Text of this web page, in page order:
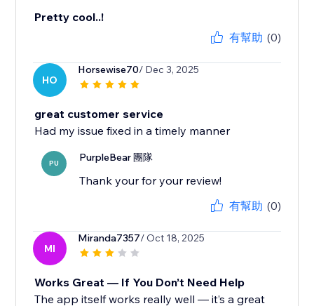
Pretty cool..!
有幫助 (0)
HO
Horsewise70/ Dec 3, 2025
great customer service
Had my issue fixed in a timely manner
PU PurpleBear 團隊
Thank your for your review!
有幫助 (0)
MI
Miranda7357/ Oct 18, 2025
Works Great — If You Don’t Need Help
The app itself works really well — it’s a great